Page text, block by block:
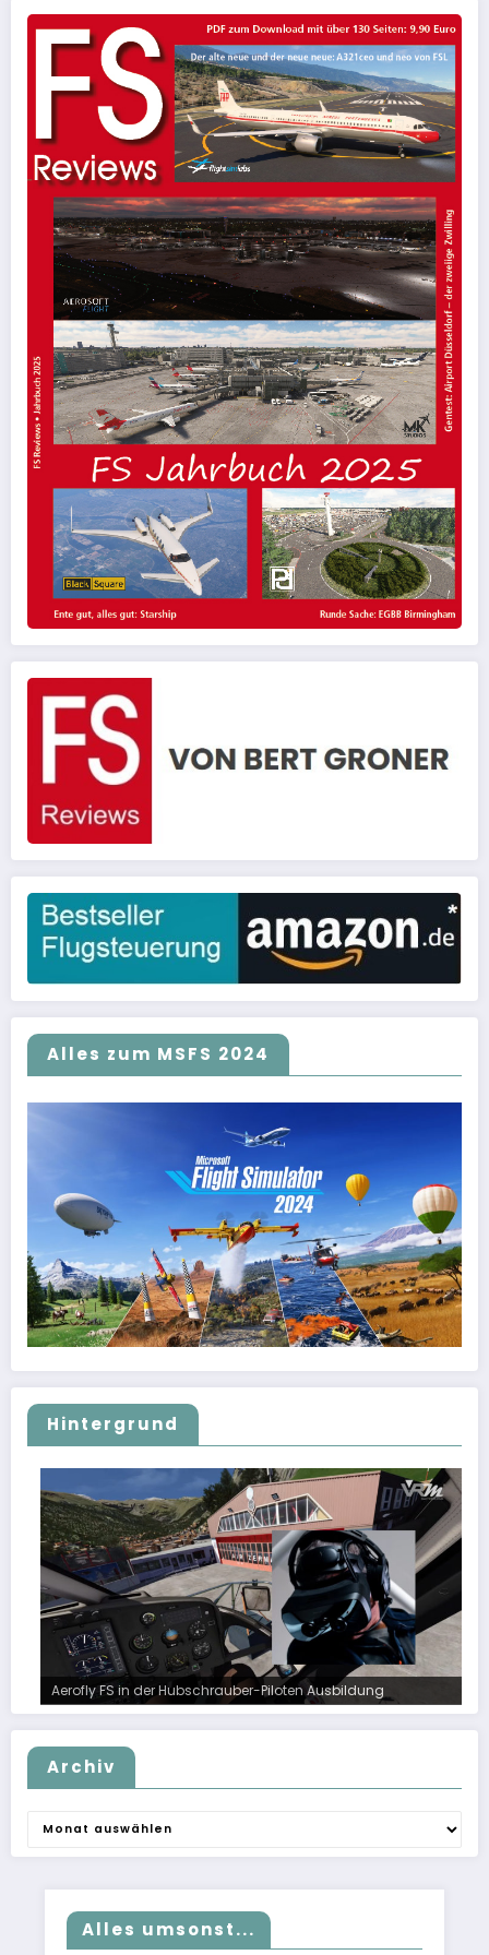
Alles zum MSFS 2024
Hintergrund
Aerofly FS in der Hubschrauber-Piloten Ausbildung
Archiv
Alles umsonst...